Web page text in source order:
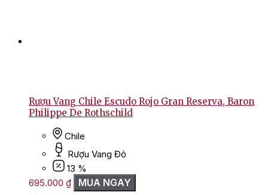
Rượu Vang Chile Escudo Rojo Gran Reserva, Baron
Philippe De Rothschild
Chile
Rượu Vang Đỏ
13 %
695.000 ₫ MUA NGAY